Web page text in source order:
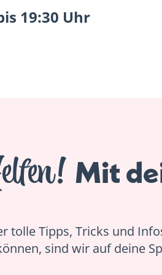
19:30 Uhr
Mit
tolle Tipps, Tricks und
sind wir auf deine